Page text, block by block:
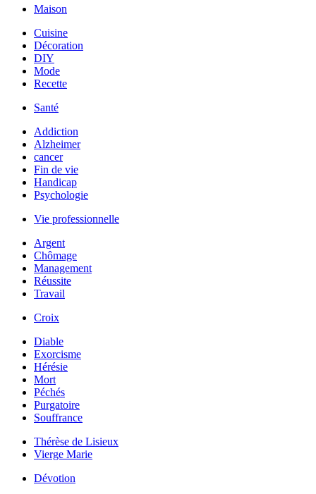
Maison
Cuisine
Décoration
DIY
Mode
Recette
Santé
Addiction
Alzheimer
cancer
Fin de vie
Handicap
Psychologie
Vie professionnelle
Argent
Chômage
Management
Réussite
Travail
Croix
Diable
Exorcisme
Hérésie
Mort
Péchés
Purgatoire
Souffrance
Thérèse de Lisieux
Vierge Marie
Dévotion